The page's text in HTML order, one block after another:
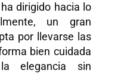
dirigido hacia lo
un gran
por llevarse las
bien cuidada
elegancia sin